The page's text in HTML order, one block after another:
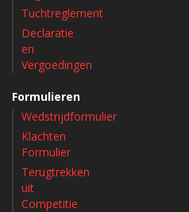
Tuchtreglement
Declaratie
en
Vergoedingen
Formulieren
Wedstrijdformulier
Klachten
Formulier
Terugtrekken
uit
Competitie